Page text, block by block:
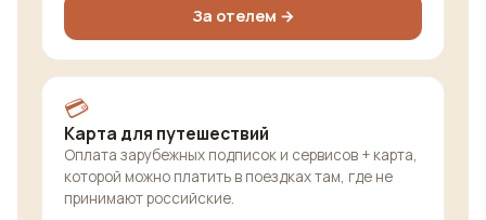
За отелем →
💳
Карта для путешествий
Оплата зарубежных подписок и сервисов + карта,
которой можно платить в поездках там, где не
принимают российские.